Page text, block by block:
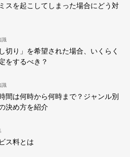
スを起こしてしまった場合にどう対
識
切り」を希望された場合、いくらく
をするべき？
識
間は何時から何時まで？ジャンル別
決め方を紹介
ス料とは